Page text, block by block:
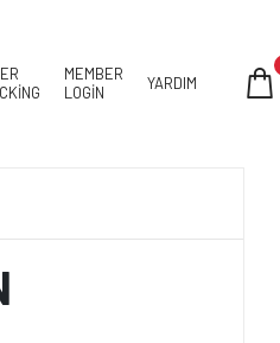
MEMBER
LOGİN
YARDIM